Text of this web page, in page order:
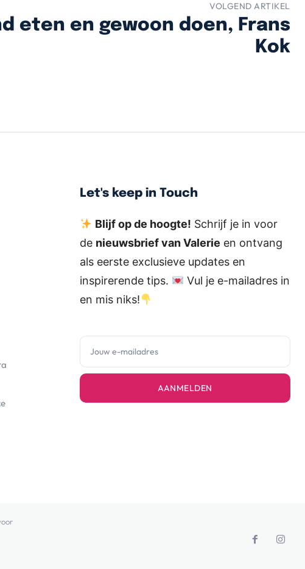
VOLGEND ARTIKEL
eten en gewoon doen, Frans
Kok
Let's keep in Touch
Blijf op de hoogte! Schrijf je in voor
de nieuwsbrief van Valerie en ontvang
als eerste exclusieve updates en
inspirerende tips.
Vul je e-mailadres in
en mis niks!
AANMELDEN